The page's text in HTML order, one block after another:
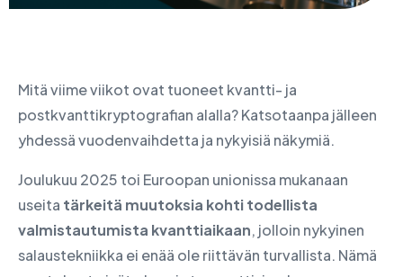
Mitä viime viikot ovat tuoneet kvantti- ja
postkvanttikryptografian alalla? Katsotaanpa jälleen
yhdessä vuodenvaihdetta ja nykyisiä näkymiä.
Joulukuu 2025 toi Euroopan unionissa mukanaan
useita tärkeitä muutoksia kohti todellista
valmistautumista kvanttiaikaan, jolloin nykyinen
salaustekniikka ei enää ole riittävän turvallista. Nämä